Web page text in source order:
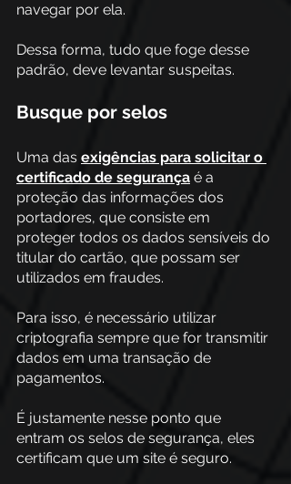
navegar por ela.
Dessa forma, tudo que foge desse
padrão, deve levantar suspeitas.
Busque por selos
Uma das exigências para solicitar o
certificado de segurança é a
proteção das informações dos
portadores, que consiste em
proteger todos os dados sensíveis do
titular do cartão, que possam ser
utilizados em fraudes.
Para isso, é necessário utilizar
criptografia sempre que for transmitir
dados em uma transação de
pagamentos.
É justamente nesse ponto que
entram os selos de segurança, eles
certificam que um site é seguro.